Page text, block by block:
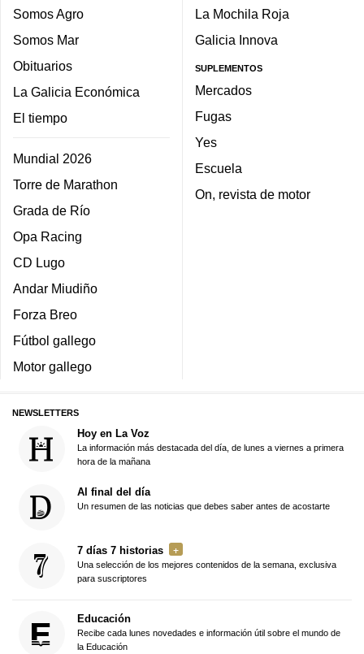
Somos Agro
Somos Mar
Obituarios
La Galicia Económica
El tiempo
Mundial 2026
Torre de Marathon
Grada de Río
Opa Racing
CD Lugo
Andar Miudiño
Forza Breo
Fútbol gallego
Motor gallego
La Mochila Roja
Galicia Innova
SUPLEMENTOS
Mercados
Fugas
Yes
Escuela
On, revista de motor
NEWSLETTERS
Hoy en La Voz
La información más destacada del día, de lunes a viernes a primera
hora de la mañana
Al final del día
Un resumen de las noticias que debes saber antes de acostarte
7 días 7 historias
Una selección de los mejores contenidos de la semana, exclusiva
para suscriptores
Educación
Recibe cada lunes novedades e información útil sobre el mundo de
la Educación